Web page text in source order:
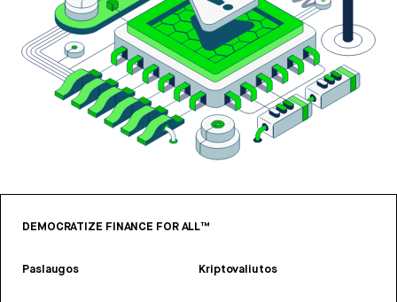
DEMOCRATIZE FINANCE FOR ALL™
Paslaugos Kriptovaliutos